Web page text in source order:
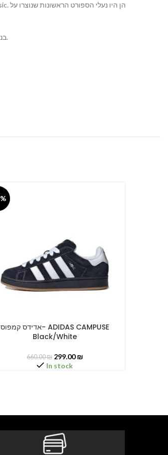
בנוסף לשימושן המקורי, נעלי הסמבה הן פופולריות בעולם האופנה הרחובית והן נחשבות לחלק מהתרבות הפופ של נעלי רחוב.
OPTIONS
אדידס קמפוס- ADIDAS CAMPUSE
Black/White
660.00₪ 299.00₪
In stock